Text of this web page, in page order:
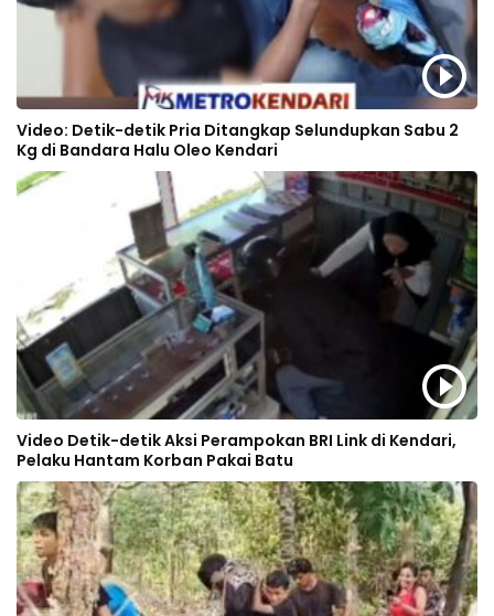
Video: Detik-detik Pria Ditangkap Selundupkan Sabu 2
Kg di Bandara Halu Oleo Kendari
Video Detik-detik Aksi Perampokan BRI Link di Kendari,
Pelaku Hantam Korban Pakai Batu